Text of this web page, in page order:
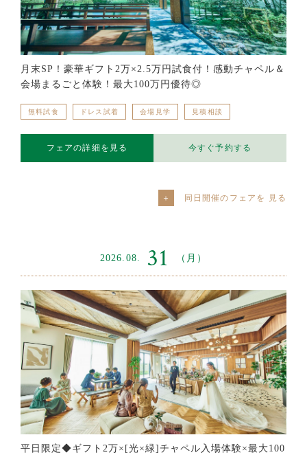
月末SP！豪華ギフト2万×2.5万円試食付！感動チャペル＆
会場まるごと体験！最大100万円優待◎
無料試食 ドレス試着 会場見学 見積相談
フェアの詳細を見る 今すぐ予約する
同日開催のフェアを
2026.08. 31 （月）
平日限定◆ギフト2万×[光×緑]チャペル入場体験×最大100